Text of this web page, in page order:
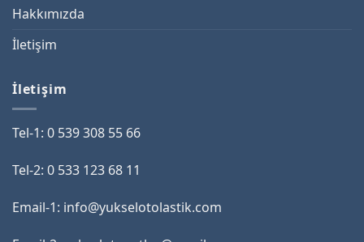
Hakkımızda
İletişim
İletişim
Tel-1: 0 539 308 55 66
Tel-2: 0 533 123 68 11
Email-1: info@yukselotolastik.com